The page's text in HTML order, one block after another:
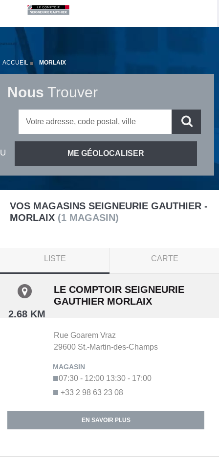
ACCUEIL MORLAIX
Nous Trouver
VOS MAGASINS SEIGNEURIE GAUTHIER -
MORLAIX (1 MAGASIN)
LISTE CARTE
2.68 KM
LE COMPTOIR SEIGNEURIE
GAUTHIER MORLAIX
Rue Goarem Vraz
29600 St.-Martin-des-Champs
+33 2 98 63 23 08
07:30 - 12:00 13:30 - 17:00
EN SAVOIR PLUS